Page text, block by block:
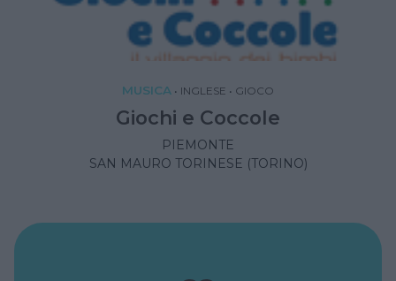
MUSICA • INGLESE • GIOCO
Giochi e Coccole
PIEMONTE
SAN MAURO TORINESE (TORINO)